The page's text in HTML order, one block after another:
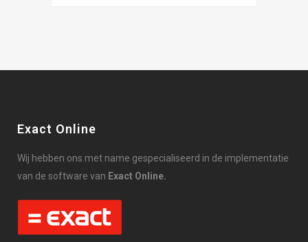
Exact Online
Wij hebben ons met name gespecialiseerd in de implementatie
van de software van Exact Online.